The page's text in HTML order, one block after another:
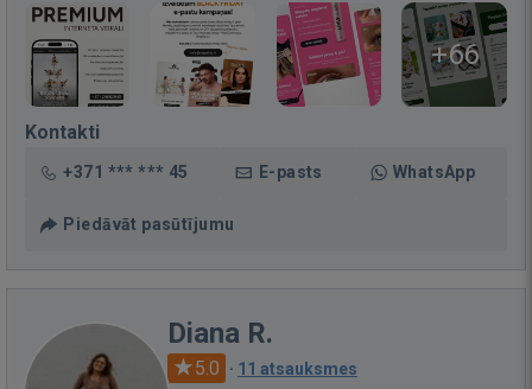
+66
Kontakti
+371 *** *** 45 E-pasts WhatsApp
Piedāvāt pasūtījumu
Diana R.
5.0 · 11 atsauksmes